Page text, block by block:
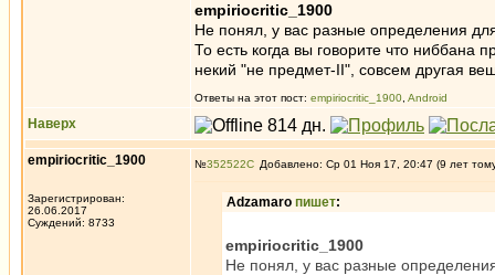
empiriocritic_1900
Не понял, у вас разные определения
То есть когда вы говорите что ниббана
некий "не предмет-II", совсем другая
Ответы на этот пост: empiriocritic_1900 Android
Наверх
empiriocritic_1900
Зарегистрирован:
26.06.2017
Суждений: 8733
№352522 Добавлено: Ср 01 Ноя 17, 20:47 (9 лет
Adzamaro пишет:
empiriocritic_1900
Не понял, у вас разные